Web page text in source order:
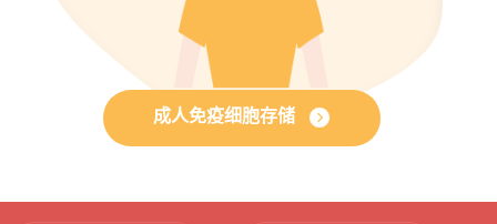
成人免疫细胞存储